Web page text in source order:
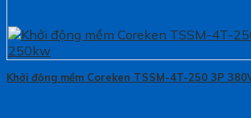
Khởi động mềm Coreken TSSM-4T-250 3P